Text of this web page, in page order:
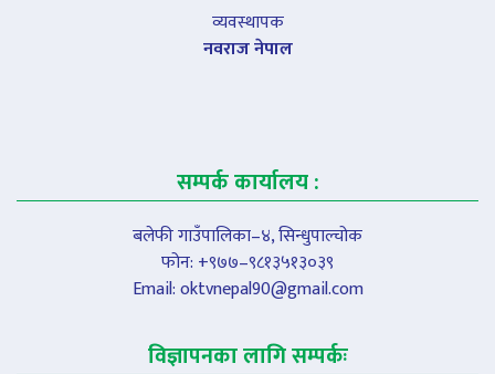
व्यवस्थापक
नवराज नेपाल
सम्पर्क कार्यालय :
बलेफी गाउँपालिका–४, सिन्धुपाल्चोक
फोन: +९७७–९८१३५१३०३९
Email:oktvnepal90@gmail.com
विज्ञापनका लागि सम्पर्कः